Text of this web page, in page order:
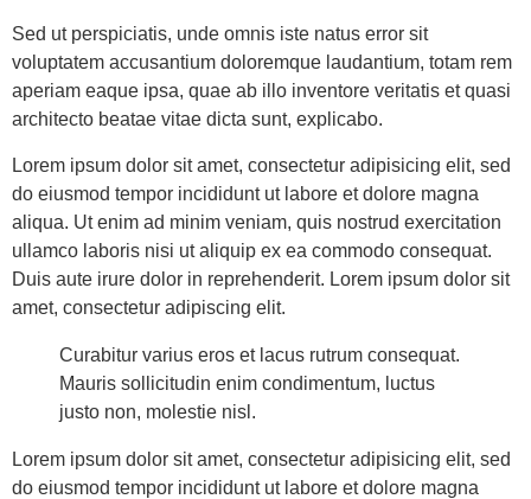
Sed ut perspiciatis, unde omnis iste natus error sit
voluptatem accusantium doloremque laudantium, totam rem
aperiam eaque ipsa, quae ab illo inventore veritatis et quasi
architecto beatae vitae dicta sunt, explicabo.
Lorem ipsum dolor sit amet, consectetur adipisicing elit, sed
do eiusmod tempor incididunt ut labore et dolore magna
aliqua. Ut enim ad minim veniam, quis nostrud exercitation
ullamco laboris nisi ut aliquip ex ea commodo consequat.
Duis aute irure dolor in reprehenderit. Lorem ipsum dolor sit
amet, consectetur adipiscing elit.
Curabitur varius eros et lacus rutrum consequat.
Mauris sollicitudin enim condimentum, luctus
justo non, molestie nisl.
Lorem ipsum dolor sit amet, consectetur adipisicing elit, sed
do eiusmod tempor incididunt ut labore et dolore magna